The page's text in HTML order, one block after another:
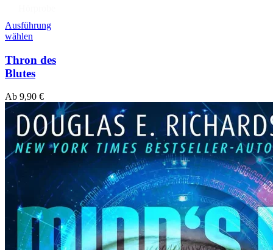
Ausführung
wählen
Thron des
Blutes
Ab 9,90 €